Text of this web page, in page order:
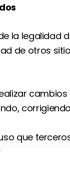
la
de otros
que
de forma
por el